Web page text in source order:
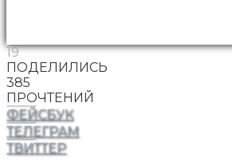
19
ПОДЕЛИЛИСЬ
385
ПРОЧТЕНИЙ
ФЕЙСБУК
ТЕЛЕГРАМ
ТВИТТЕР